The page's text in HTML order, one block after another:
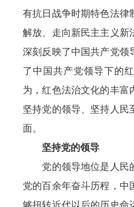
有抗日战争时期特色法律
解放、走向新民主主义新
深刻反映了中国共产党领
了中国共产党领导下的
为，红色法治文化的丰富
坚持党的领导、坚持人民
面。
坚持党的领导
党的领导地位是人民
党的百余年奋斗历程，中
够扭转近代以后的历史命